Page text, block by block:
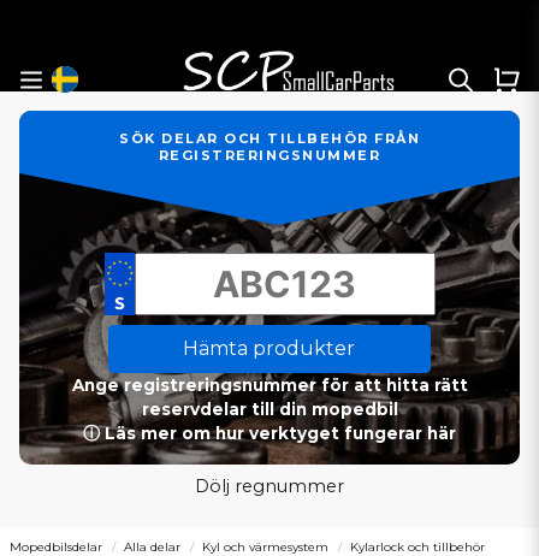
SÖK DELAR OCH TILLBEHÖR FRÅN
REGISTRERINGSNUMMER
Hämta produkter
Ange registreringsnummer för att hitta rätt
reservdelar till din mopedbil
ⓘ Läs mer om hur verktyget fungerar här
Dölj regnummer
Mopedbilsdelar Alla delar Kyl och värmesystem Kylarlock och tillbehör